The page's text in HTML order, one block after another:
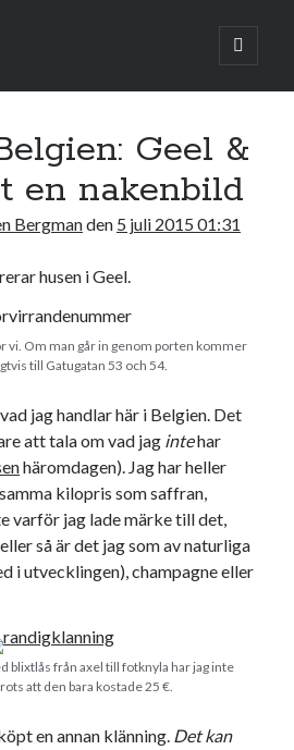
öppna
primär
F L S
3 4 5
11 12
Geel &
en nakenbild
Bergmanden 5 juli 2015 01:31
husen i Geel.
vi. Om man går in genom porten kommer
till Gatugatan 53 och 54.
jag handlar här i Belgien. Det
att tala om vad jag intehar
häromdagen). Jag har heller
kilopris som saffran,
varför jag lade märke till det,
så är det jag som av naturliga
i utvecklingen), champagne eller
blixtlås från axel till fotknyla har jag inte
att den bara kostade 25 €.
en annan klänning. Det kan